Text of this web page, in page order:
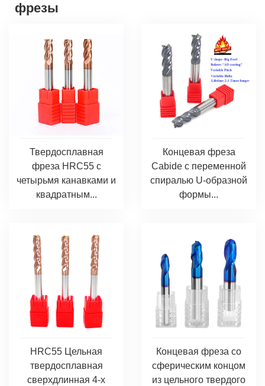
фрезы
Твердосплавная
фреза HRC55 с
четырьмя канавками и
квадратным...
Концевая фреза
Cabide с переменной
спиралью U-образной
формы...
HRC55 Цельная
твердосплавная
сверхдлинная 4-х
Концевая фреза со
сферическим концом
из цельного твердого